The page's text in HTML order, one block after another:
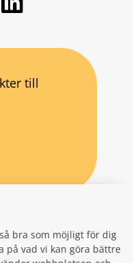
bra som möjligt för dig
på vad vi kan göra bättre
till